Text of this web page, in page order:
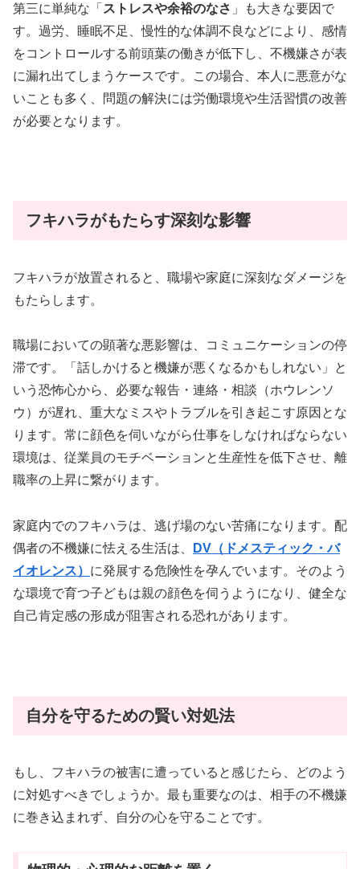
第三に単純な「 ストレスや余裕のなさ 」も大きな要因で
す。過労、睡眠不足、慢性的な体調不良などにより、感情
をコントロールする前頭葉の働きが低下し、不機嫌さが表
に漏れ出てしまうケースです。この場合、本人に悪意がな
いことも多く、問題の解決には労働環境や生活習慣の改善
が必要となります。
フキハラがもたらす深刻な影響
フキハラが放置されると、職場や家庭に深刻なダメージを
もたらします。
職場においての顕著な悪影響は、コミュニケーションの停
滞です。「話しかけると機嫌が悪くなるかもしれない」と
いう恐怖心から、必要な報告・連絡・相談（ホウレンソ
ウ）が遅れ、重大なミスやトラブルを引き起こす原因とな
ります。常に顔色を伺いながら仕事をしなければならない
環境は、従業員のモチベーションと生産性を低下させ、離
職率の上昇に繋がります。
家庭内でのフキハラは、逃げ場のない苦痛になります。配
偶者の不機嫌に怯える生活は、
DV（ドメスティック・バ
イオレンス） に発展する危険性を孕んでいます。そのよう
な環境で育つ子どもは親の顔色を伺うようになり、健全な
自己肯定感の形成が阻害される恐れがあります。
自分を守るための賢い対処法
もし、フキハラの被害に遭っていると感じたら、どのよう
に対処すべきでしょうか。最も重要なのは、相手の不機嫌
に巻き込まれず、自分の心を守ることです。